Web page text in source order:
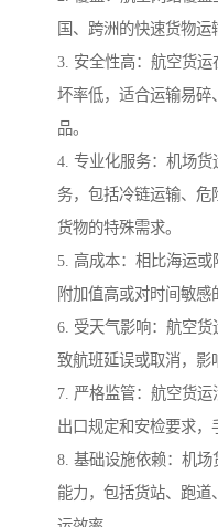
国、跨洲的快速货物运
3. 安全性高：航空货
坏率低，适合运输易碎
品。
4. 专业化服务：机场
务，包括冷链运输、危
货物的特殊需求。
5. 高成本：相比海运
附加值高或对时间敏感
6. 受天气影响：航空
致航班延误或取消，影
7. 严格监管：航空货
出口规定和安检要求，
8. 基础设施依赖：机
能力，包括货站、跑